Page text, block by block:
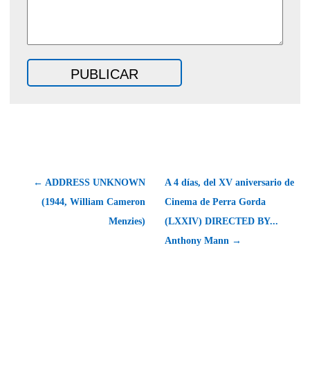
← ADDRESS UNKNOWN
(1944, William Cameron
Menzies)
A 4 días, del XV aniversario de
Cinema de Perra Gorda
(LXXIV) DIRECTED BY...
Anthony Mann →